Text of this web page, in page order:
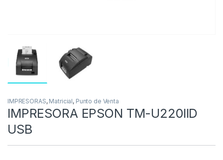
IMPRESORAS, Matricial, Punto de Venta
IMPRESORA EPSON TM-U220IID
USB